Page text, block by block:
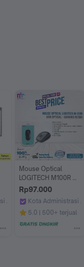
Jakarta Barat
Mouse Optical
LOGITECH M100R
USB - Garansi Resmi
Rp97.000
Kota Administrasi
Multifungsi Online
5.0 500+ terjual